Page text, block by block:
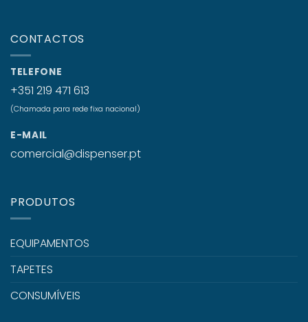
CONTACTOS
TELEFONE
+351 219 471 613
(Chamada para rede fixa nacional)
E-MAIL
comercial@dispenser.pt
PRODUTOS
EQUIPAMENTOS
TAPETES
CONSUMÍVEIS